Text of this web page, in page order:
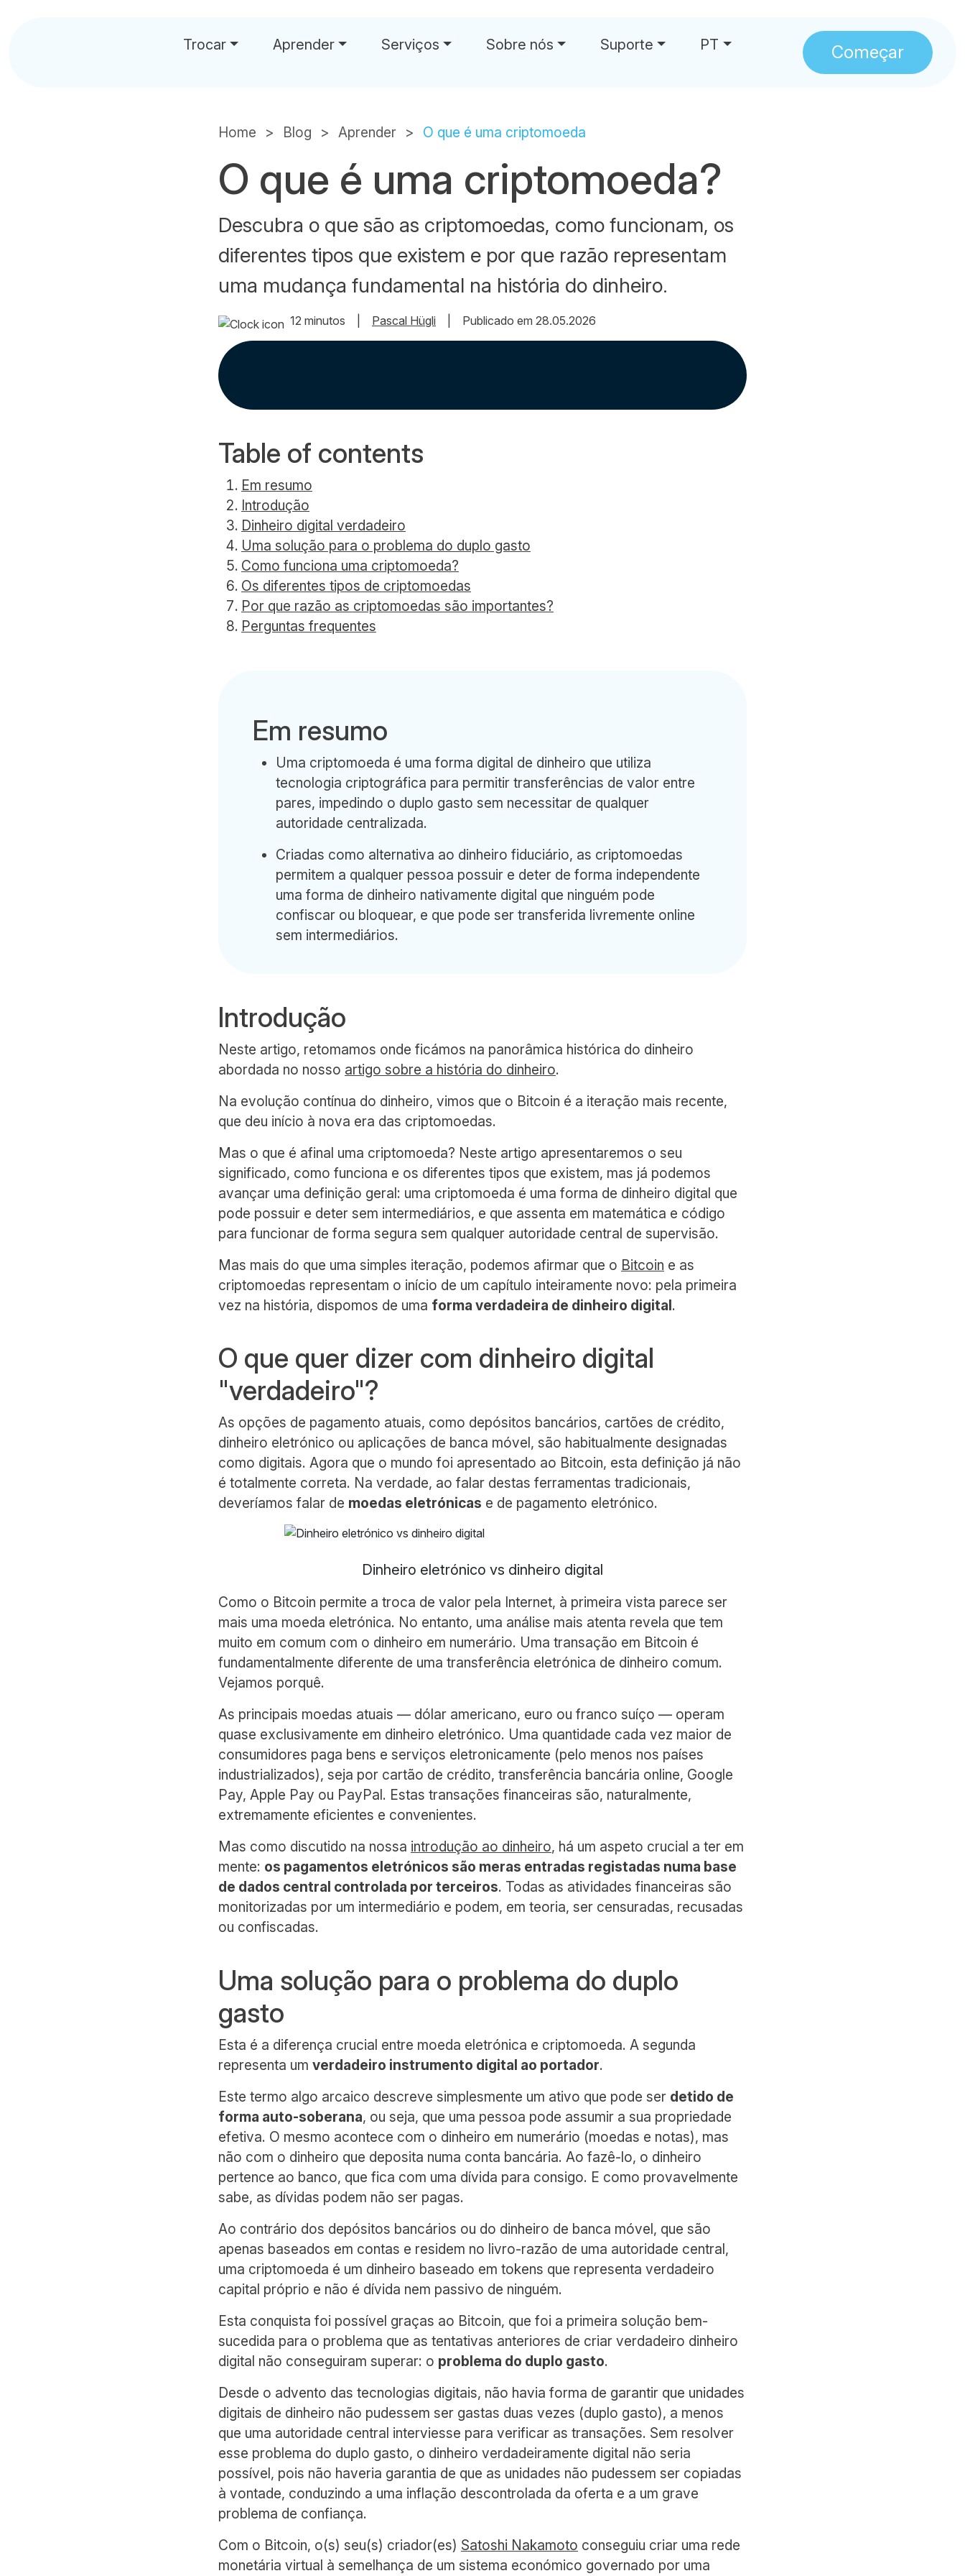
Trocar Aprender Serviços Sobre nós Suporte PT Começar
Home Blog Aprender O que é uma criptomoeda
O que é uma criptomoeda?
Descubra o que são as criptomoedas, como funcionam, os
diferentes tipos que existem e por que razão representam
uma mudança fundamental na história do dinheiro.
12 minutos Pascal Hügli Publicado em 28.05.2026
Table of contents
Em resumo
Introdução
Dinheiro digital verdadeiro
Uma solução para o problema do duplo gasto
Como funciona uma criptomoeda?
Os diferentes tipos de criptomoedas
Por que razão as criptomoedas são importantes?
Perguntas frequentes
Em resumo
Uma criptomoeda é uma forma digital de dinheiro que utiliza
tecnologia criptográfica para permitir transferências de valor entre
pares, impedindo o duplo gasto sem necessitar de qualquer
autoridade centralizada.
Criadas como alternativa ao dinheiro fiduciário, as criptomoedas
permitem a qualquer pessoa possuir e deter de forma independente
uma forma de dinheiro nativamente digital que ninguém pode
confiscar ou bloquear, e que pode ser transferida livremente online
sem intermediários.
Introdução
Neste artigo, retomamos onde ficámos na panorâmica histórica do dinheiro
abordada no nosso artigo sobre a história do dinheiro.
Na evolução contínua do dinheiro, vimos que o Bitcoin é a iteração mais recente,
que deu início à nova era das criptomoedas.
Mas o que é afinal uma criptomoeda? Neste artigo apresentaremos o seu
significado, como funciona e os diferentes tipos que existem, mas já podemos
avançar uma definição geral: uma criptomoeda é uma forma de dinheiro digital que
pode possuir e deter sem intermediários, e que assenta em matemática e código
para funcionar de forma segura sem qualquer autoridade central de supervisão.
Mas mais do que uma simples iteração, podemos afirmar que o Bitcoin e as
criptomoedas representam o início de um capítulo inteiramente novo: pela primeira
vez na história, dispomos de uma forma verdadeira de dinheiro digital.
O que quer dizer com dinheiro digital
"verdadeiro"?
As opções de pagamento atuais, como depósitos bancários, cartões de crédito,
dinheiro eletrónico ou aplicações de banca móvel, são habitualmente designadas
como digitais. Agora que o mundo foi apresentado ao Bitcoin, esta definição já não
é totalmente correta. Na verdade, ao falar destas ferramentas tradicionais,
deveríamos falar de moedas eletrónicas e de pagamento eletrónico.
Dinheiro eletrónico vs dinheiro digital
Como o Bitcoin permite a troca de valor pela Internet, à primeira vista parece ser
mais uma moeda eletrónica. No entanto, uma análise mais atenta revela que tem
muito em comum com o dinheiro em numerário. Uma transação em Bitcoin é
fundamentalmente diferente de uma transferência eletrónica de dinheiro comum.
Vejamos porquê.
As principais moedas atuais — dólar americano, euro ou franco suíço — operam
quase exclusivamente em dinheiro eletrónico. Uma quantidade cada vez maior de
consumidores paga bens e serviços eletronicamente (pelo menos nos países
industrializados), seja por cartão de crédito, transferência bancária online, Google
Pay, Apple Pay ou PayPal. Estas transações financeiras são, naturalmente,
extremamente eficientes e convenientes.
Mas como discutido na nossa introdução ao dinheiro, há um aspeto crucial a ter em
mente: os pagamentos eletrónicos são meras entradas registadas numa base
de dados central controlada por terceiros. Todas as atividades financeiras são
monitorizadas por um intermediário e podem, em teoria, ser censuradas, recusadas
ou confiscadas.
Uma solução para o problema do duplo
gasto
Esta é a diferença crucial entre moeda eletrónica e criptomoeda. A segunda
representa um verdadeiro instrumento digital ao portador.
Este termo algo arcaico descreve simplesmente um ativo que pode ser detido de
forma auto-soberana, ou seja, que uma pessoa pode assumir a sua propriedade
efetiva. O mesmo acontece com o dinheiro em numerário (moedas e notas), mas
não com o dinheiro que deposita numa conta bancária. Ao fazê-lo, o dinheiro
pertence ao banco, que fica com uma dívida para consigo. E como provavelmente
sabe, as dívidas podem não ser pagas.
Ao contrário dos depósitos bancários ou do dinheiro de banca móvel, que são
apenas baseados em contas e residem no livro-razão de uma autoridade central,
uma criptomoeda é um dinheiro baseado em tokens que representa verdadeiro
capital próprio e não é dívida nem passivo de ninguém.
Esta conquista foi possível graças ao Bitcoin, que foi a primeira solução bem-
sucedida para o problema que as tentativas anteriores de criar verdadeiro dinheiro
digital não conseguiram superar: o problema do duplo gasto.
Desde o advento das tecnologias digitais, não havia forma de garantir que unidades
digitais de dinheiro não pudessem ser gastas duas vezes (duplo gasto), a menos
que uma autoridade central interviesse para verificar as transações. Sem resolver
esse problema do duplo gasto, o dinheiro verdadeiramente digital não seria
possível, pois não haveria garantia de que as unidades não pudessem ser copiadas
à vontade, conduzindo a uma inflação descontrolada da oferta e a um grave
problema de confiança.
Com o Bitcoin, o(s) seu(s) criador(es) Satoshi Nakamoto conseguiu criar uma rede
monetária virtual à semelhança de um sistema económico governado por uma